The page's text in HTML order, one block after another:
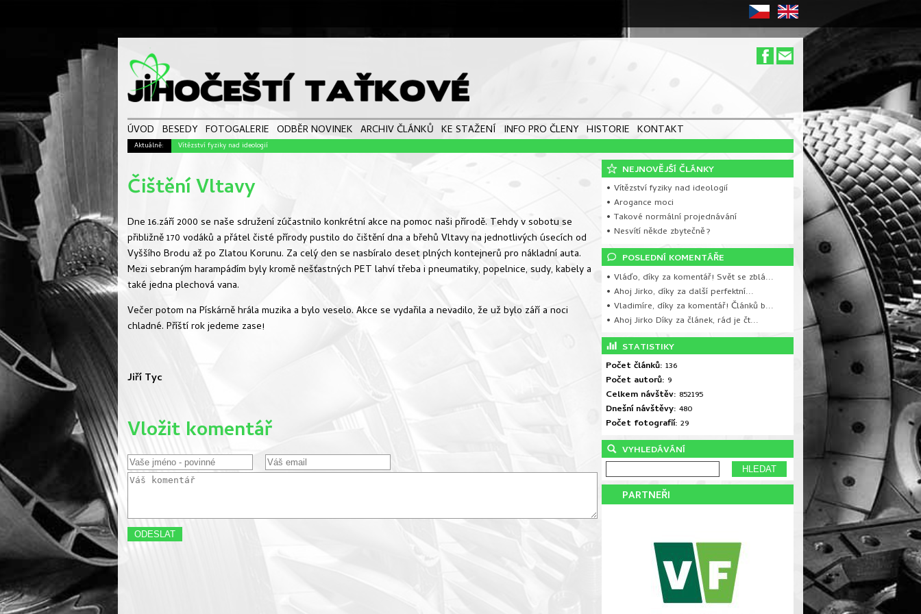
ÚVOD BESEDY FOTOGALERIE ODBĚR NOVINEK ARCHIV ČLÁNKŮ KE STAŽENÍ INFO PRO ČLENY HISTORIE KONTAKT
Aktuálně: Vítězství fyziky nad ideologií
Čištění Vltavy
Dne 16.září 2000 se naše sdružení zúčastnilo konkrétní akce na pomoc naši přírodě. Tehdy v sobotu se
přibližně 170 vodáků a přátel čisté přírody pustilo do čištění dna a břehů Vltavy na jednotlivých úsecích od
Vyššího Brodu až po Zlatou Korunu. Za celý den se nasbíralo deset plných kontejnerů pro nákladní auta.
Mezi sebraným harampádím byly kromě nešťastných PET lahví třeba i pneumatiky, popelnice, sudy, kabely a
také jedna plechová vana.
Večer potom na Pískárně hrála muzika a bylo veselo. Akce se vydařila a nevadilo, že už bylo září a noci
chladné. Příští rok jedeme zase!
Jiří Tyc
Vložit komentář
NEJNOVĚJŚÍ ČLÁNKY
• Vítězství fyziky nad ideologií
• Arogance moci
• Takové normální projednávání
• Nesvítí někde zbytečně?
POSLEDNÍ KOMENTÁŘE
• Vláďo, díky za komentář! Svět se zblá...
• Ahoj Jirko, díky za další perfektní...
• Vladimíre, díky za komentář! Článků b...
• Ahoj Jirko Díky za článek, rád je čt...
STATISTIKY
Počet článků: 136
Počet autorů: 9
Celkem návštěv: 852195
Dnešní návštěvy: 480
Počet fotografií: 29
VYHLEDÁVÁNÍ
PARTNEŘI